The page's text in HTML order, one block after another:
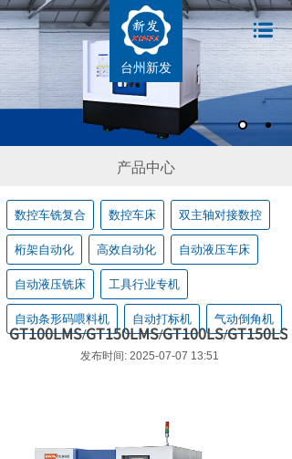
台州新发
产品中心
数控车铣复合 数控车床 双主轴对接数控
桁架自动化 高效自动化 自动液压车床
自动液压铣床 工具行业专机
自动条形码喂料机 自动打标机 气动倒角机
GT100LMS/GT150LMS/GT100LS/GT150LS
发布时间: 2025-07-07 13:51